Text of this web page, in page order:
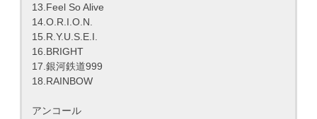
13.Feel So Alive
14.O.R.I.O.N.
15.R.Y.U.S.E.I.
16.BRIGHT
17.銀河鉄道999
18.RAINBOW
アンコール